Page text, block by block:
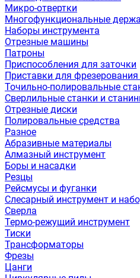
Микро-отвертки
Многофункциональные
Наборы инструмента
Отрезные машины
Патроны
Приспособления для заточки
Приставки для фрезерования
Точильно-полировальные
Сверлильные станки и
Отрезные диски
Полировальные средства
Разное
Абразивные материалы
Алмазный инструмент
Боры и насадки
Резцы
Рейсмусы и фуганки
Слесарный инструмент и
Сверла
Термо-режущий инструмент
Тиски
Трансформаторы
Фрезы
Цанги